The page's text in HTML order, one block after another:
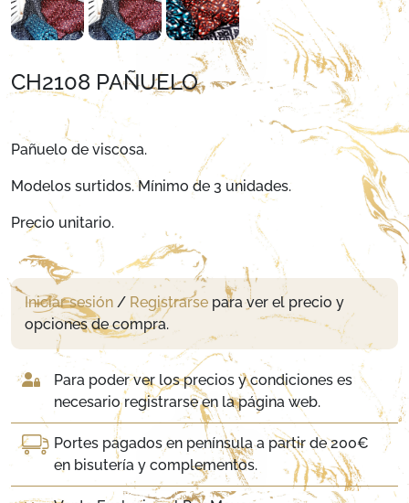
CH2108 PAÑUELO
Pañuelo de viscosa.
Modelos surtidos. Mínimo de 3 unidades.
Precio unitario.
Iniciar sesión / Registrarse para ver el precio y
opciones de compra.
Para poder ver los precios y condiciones es
necesario registrarse en la página web.
Portes pagados en península a partir de 200€
en bisutería y complementos.